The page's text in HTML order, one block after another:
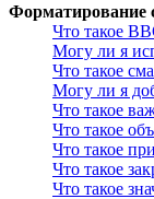
Форматирование
Что такое
Могу ли я
Что такое
Могу ли я
Что такое
Что такое
Что такое
Что такое
Что такое